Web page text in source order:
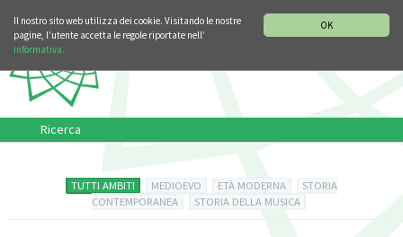
OK
Il nostro sito web utilizza dei cookie. Visitando le nostre
pagine, l’utente accetta le regole riportate nell’
informativa.
Ricerca
TUTTI AMBITI MEDIOEVO ETÀ MODERNA
STORIA
CONTEMPORANEA
STORIA DELLA MUSICA